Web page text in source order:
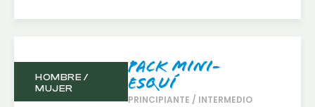
HOMBRE /
MUJER
Pack Mini-
esquí
PRINCIPIANTE / INTERMEDIO